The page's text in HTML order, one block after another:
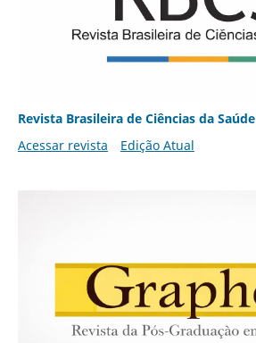
Revista Brasileira de Ciências da Saúde
Acessar revista
Edição Atual